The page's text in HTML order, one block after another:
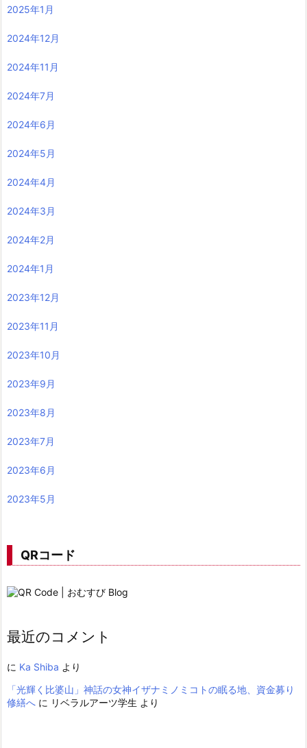
2025年1月
2024年12月
2024年11月
2024年7月
2024年6月
2024年5月
2024年4月
2024年3月
2024年2月
2024年1月
2023年12月
2023年11月
2023年10月
2023年9月
2023年8月
2023年7月
2023年6月
2023年5月
QRコード
最近のコメント
に Ka Shiba より
「光輝く比婆山」神話の女神イザナミノミコトの眠る地、資金募り
修繕へ に リベラルアーツ学生 より